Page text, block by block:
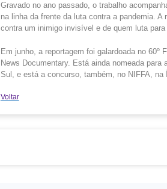
Gravado no ano passado, o trabalho
na linha da frente da luta contra a pandemia.
contra um inimigo invisível e de quem luta para
Em junho, a reportagem foi galardoada no
News Documentary. Está ainda nomeada
Sul, e está a concurso, também, no NIFFA, na
Voltar